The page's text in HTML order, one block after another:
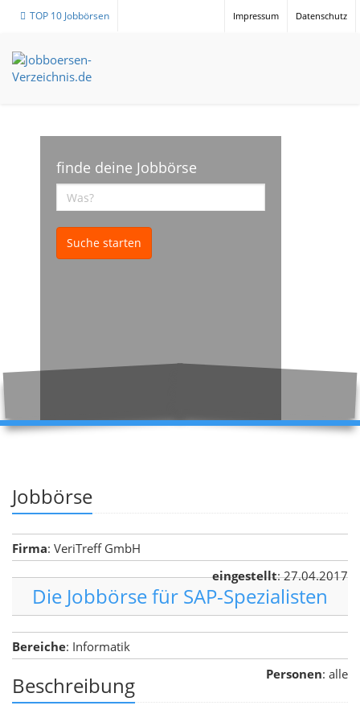
TOP 10 Jobbörsen Impressum Datenschutz
finde deine Jobbörse
Suche starten
Jobbörse
Firma: VeriTreff GmbH
eingestellt: 27.04.2017
Die Jobbörse für SAP-Spezialisten
Bereiche: Informatik
Personen: alle
Beschreibung